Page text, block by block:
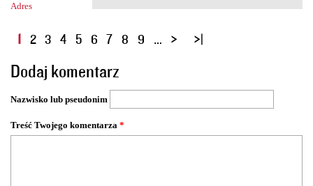
Adres
S
r
o
n
y
1 2 3 4 5 6 7 8 9 …
Dodaj komentarz
Nazwisko lub pseudonim
Treść Twojego komentarza *